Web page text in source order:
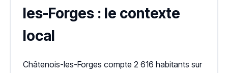
les-Forges : le contexte
local
Châtenois-les-Forges compte 2 616 habitants sur